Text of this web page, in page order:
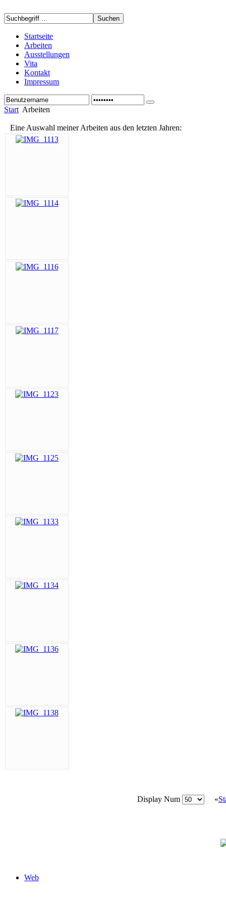
Startseite
Arbeiten
Ausstellungen
Vita
Kontakt
Impressum
Start Arbeiten
Eine Auswahl meiner Arbeiten aus den letzten Jahren:
Display Num «
Web